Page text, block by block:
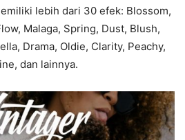
lebih dari 30 efek: Blossom,
Malaga, Spring, Dust, Blush,
Drama, Oldie, Clarity, Peachy,
dan lainnya.